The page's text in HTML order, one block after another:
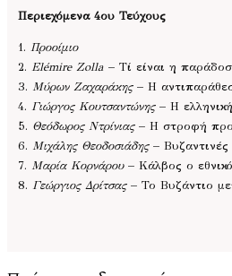
Περιεχόμενα 4ου Τεύχους
1. Προοίμιο
2. Elémire Zolla – Τί είναι η
3. Μύρων Ζαχαράκης– Η
4. Γιώργος Κουτσαντώνης– Η
5. Θεόδωρος Ντρίνιας– Η στροφή
6. Μιχάλης Θεοδοσιάδης– Βυζαντινές
7. Μαρία Κορνάρου– Κάλβος ο
8. Γεώργιος Δρίτσας– Το Βυζάντιο